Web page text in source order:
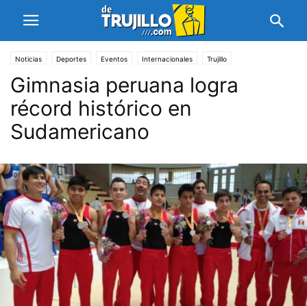
Noticias Deportes Eventos Internacionales Trujillo
Gimnasia peruana logra
récord histórico en
Sudamericano